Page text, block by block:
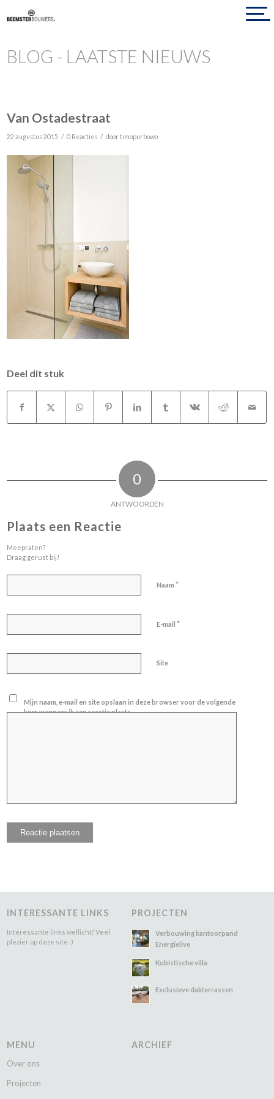
BLOG - LAATSTE NIEUWS
Van Ostadestraat
22 augustus 2015 / 0 Reacties / doortimopurbowo
Deel dit stuk
0
ANTWOORDEN
Plaats een Reactie
Meepraten?
Draag gerust bij!
Naam*
E-mail*
Site
Mijn naam, e-mail en site opslaan in deze browser voor de volgende
keer wanneer ik een reactie plaats.
INTERESSANTE LINKS
Interessante links wellicht? Veel
plezier op deze site :)
PROJECTEN
Verbouwing kantoorpand
Energielive
Kubistische villa
Exclusieve dakterrassen
MENU
Over ons
Projecten
ARCHIEF